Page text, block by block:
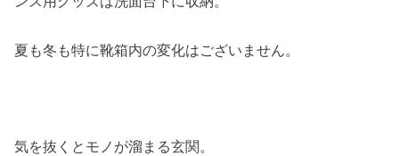
夏も冬も特に靴箱内の変化はございません。
気を抜くとモノが溜まる玄関。